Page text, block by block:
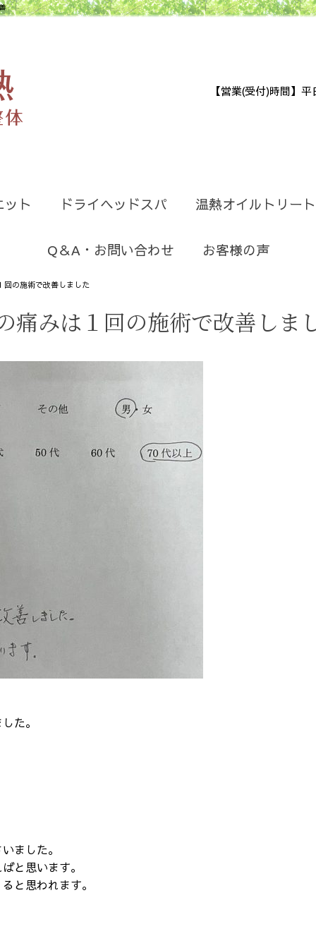
【営業(受付)時間】
ット ドライヘッドスパ 温熱オイルトリー
Q＆A・お問い合わせ お客様の声
回の施術で改善しました
痛みは１回の施術で改善しま
た。
ました。
と思います。
と思われます。